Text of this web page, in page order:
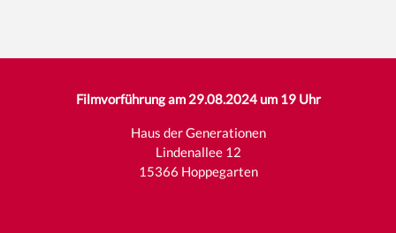
Filmvorführung am 29.08.2024 um 19 Uhr
Haus der Generationen
Lindenallee 12
15366 Hoppegarten